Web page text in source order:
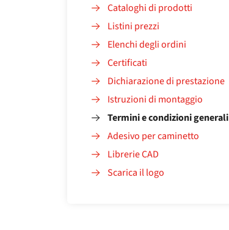
Cataloghi di prodotti
Listini prezzi
Elenchi degli ordini
Certificati
Dichiarazione di prestazione
Istruzioni di montaggio
Termini e condizioni generali
Adesivo per caminetto
Librerie CAD
Scarica il logo